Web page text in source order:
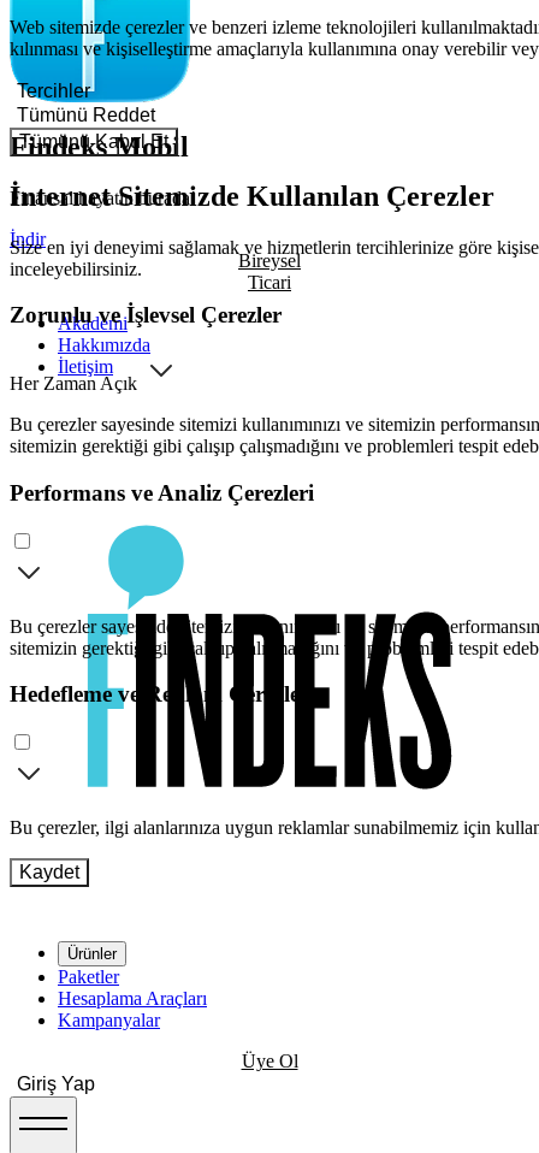
Web sitemizde çerezler ve benzeri izleme teknolojileri
kılınması ve kişiselleştirme amaçlarıyla kullanımına onay verebilir
Tercihler
Tümünü Reddet
Tümünü Kabul Et
İnternet Sitemizde Kullanılan Çerezler
Size en iyi deneyimi sağlamak ve hizmetlerin tercihlerinize göre
inceleyebilirsiniz.
Zorunlu ve İşlevsel Çerezler
Her Zaman Açık
Bu çerezler sayesinde sitemizi kullanımınızı ve sitemizin
sitemizin gerektiği gibi çalışıp çalışmadığını ve problemleri tespit
Performans ve Analiz Çerezleri
Bu çerezler sayesinde sitemizi kullanımınızı ve sitemizin
sitemizin gerektiği gibi çalışıp çalışmadığını ve problemleri tespit
Hedefleme ve Reklam Çerezleri
Bu çerezler, ilgi alanlarınıza uygun reklamlar sunabilmemiz için
Kaydet
Findeks Mobil
Finansal hayatın burada!
İndir
Bireysel
Ticari
Akademi
Hakkımızda
İletişim
Ürünler
Paketler
Hesaplama Araçları
Kampanyalar
Üye Ol
Giriş Yap